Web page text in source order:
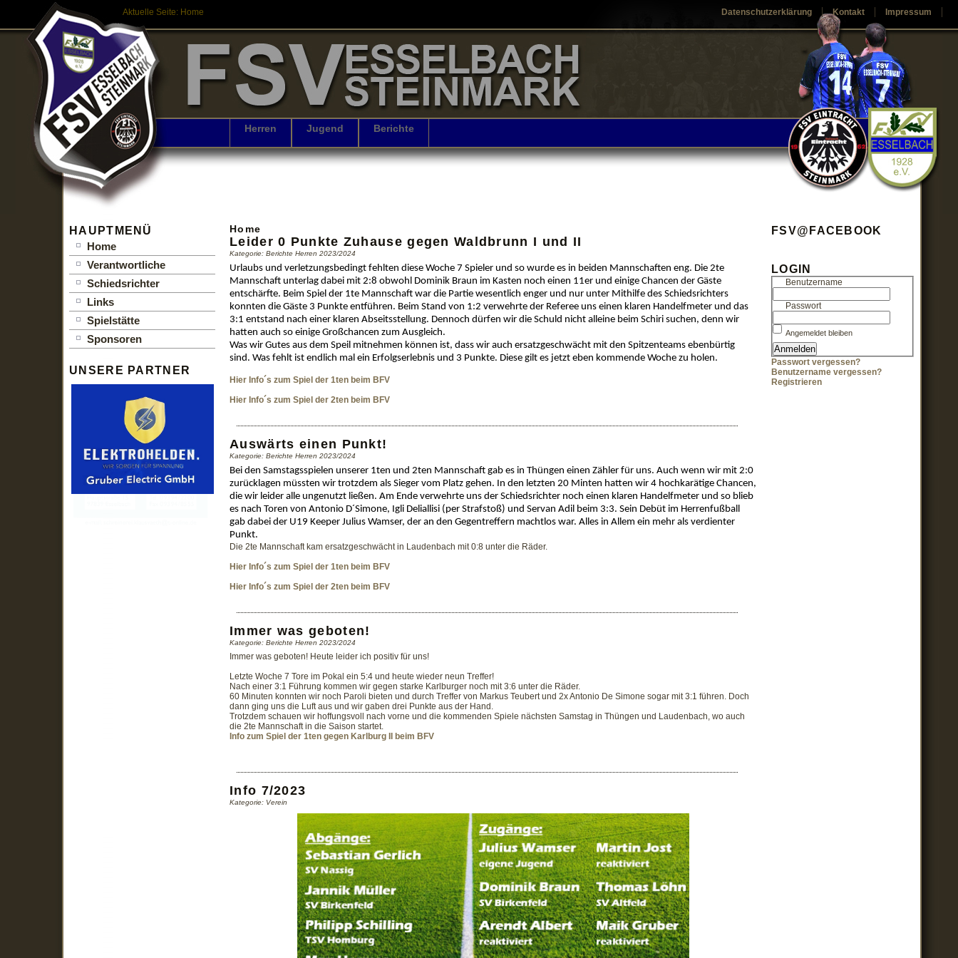
Impressum
Kontakt
Datenschutzerklärung
Aktuelle Seite: Home
Herren Jugend Berichte
HAUPTMENÜ
Home
Verantwortliche
Schiedsrichter
Links
Spielstätte
Sponsoren
UNSERE PARTNER
Home
Leider 0 Punkte Zuhause gegen Waldbrunn I und II
Kategorie: Berichte Herren 2023/2024
Urlaubs und verletzungsbedingt fehlten diese Woche 7 Spieler und so wurde es in beiden Mannschaften eng. Die 2te
Mannschaft unterlag dabei mit 2:8 obwohl Dominik Braun im Kasten noch einen 11er und einige Chancen der Gäste
entschärfte. Beim Spiel der 1te Mannschaft war die Partie wesentlich enger und nur unter Mithilfe des Schiedsrichters
konnten die Gäste 3 Punkte entführen. Beim Stand von 1:2 verwehrte der Referee uns einen klaren Handelfmeter und das
3:1 entstand nach einer klaren Abseitsstellung. Dennoch dürfen wir die Schuld nicht alleine beim Schiri suchen, denn wir
hatten auch so einige Großchancen zum Ausgleich.
Was wir Gutes aus dem Speil mitnehmen können ist, dass wir auch ersatzgeschwächt mit den Spitzenteams ebenbürtig
sind. Was fehlt ist endlich mal ein Erfolgserlebnis und 3 Punkte. Diese gilt es jetzt eben kommende Woche zu holen.
Hier Info´s zum Spiel der 1ten beim BFV
Hier Info´s zum Spiel der 2ten beim BFV
Auswärts einen Punkt!
Kategorie: Berichte Herren 2023/2024
Bei den Samstagsspielen unserer 1ten und 2ten Mannschaft gab es in Thüngen einen Zähler für uns. Auch wenn wir mit 2:0
zurücklagen müssten wir trotzdem als Sieger vom Platz gehen. In den letzten 20 Minten hatten wir 4 hochkarätige Chancen,
die wir leider alle ungenutzt ließen. Am Ende verwehrte uns der Schiedsrichter noch einen klaren Handelfmeter und so blieb
es nach Toren von Antonio D´Simone, Igli Deliallisi (per Strafstoß) und Servan Adil beim 3:3. Sein Debüt im Herrenfußball
gab dabei der U19 Keeper Julius Wamser, der an den Gegentreffern machtlos war. Alles in Allem ein mehr als verdienter
Punkt.
Die 2te Mannschaft kam ersatzgeschwächt in Laudenbach mit 0:8 unter die Räder.
Hier Info´s zum Spiel der 1ten beim BFV
Hier Info´s zum Spiel der 2ten beim BFV
Immer was geboten!
Kategorie: Berichte Herren 2023/2024
Immer was geboten! Heute leider ich positiv für uns!
Letzte Woche 7 Tore im Pokal ein 5:4 und heute wieder neun Treffer!
Nach einer 3:1 Führung kommen wir gegen starke Karlburger noch mit 3:6 unter die Räder.
60 Minuten konnten wir noch Paroli bieten und durch Treffer von Markus Teubert und 2x Antonio De Simone sogar mit 3:1 führen. Doch
dann ging uns die Luft aus und wir gaben drei Punkte aus der Hand.
Trotzdem schauen wir hoffungsvoll nach vorne und die kommenden Spiele nächsten Samstag in Thüngen und Laudenbach, wo auch
die 2te Mannschaft in die Saison startet.
Info zum Spiel der 1ten gegen Karlburg II beim BFV
Info 7/2023
Kategorie: Verein
FSV@FACEBOOK
LOGIN
Benutzername
Passwort
Angemeldet bleiben
Passwort vergessen?
Benutzername vergessen?
Registrieren